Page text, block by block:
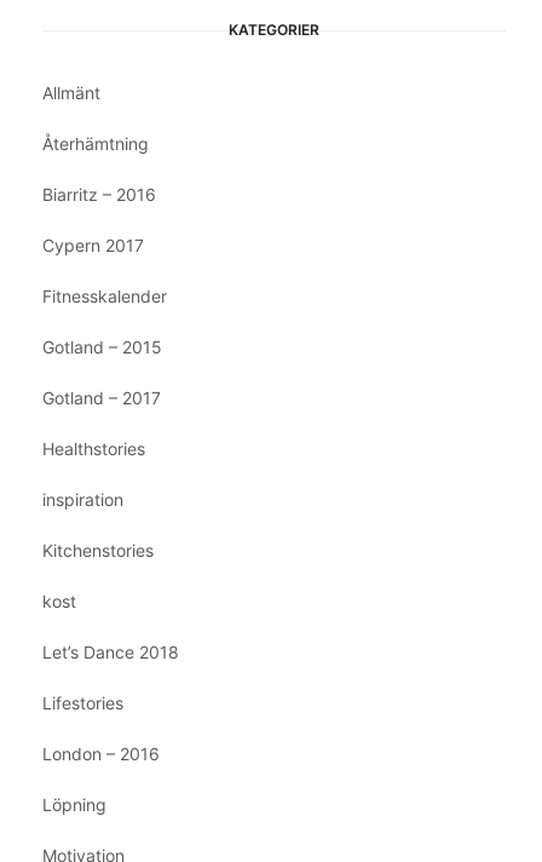
KATEGORIER
Allmänt
Återhämtning
Biarritz – 2016
Cypern 2017
Fitnesskalender
Gotland – 2015
Gotland – 2017
Healthstories
inspiration
Kitchenstories
kost
Let’s Dance 2018
Lifestories
London – 2016
Löpning
Motivation